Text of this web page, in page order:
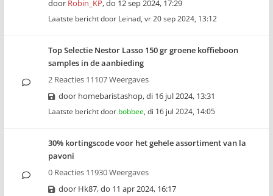
door Robin_KP,do 12 sep 2024, 17:29
Laatste bericht door Leinad, vr 20 sep 2024, 13:12
Top Selectie Nestor Lasso 150 gr groene koffieboon
samples in de aanbieding
2 Reacties 11107 Weergaves
door homebaristashop,di 16 jul 2024, 13:31
Laatste bericht door bobbee, di 16 jul 2024, 14:05
30% kortingscode voor het gehele assortiment van la
pavoni
0 Reacties 11930 Weergaves
door Hk87,do 11 apr 2024, 16:17